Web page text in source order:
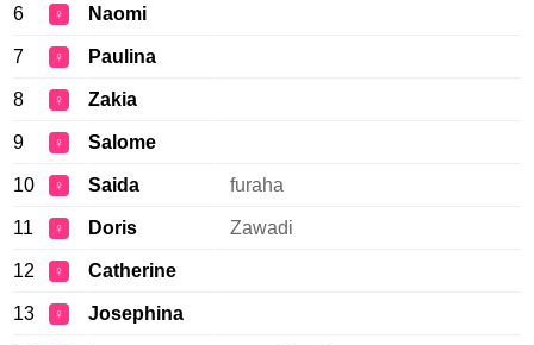
6 ♀ Naomi
7 ♀ Paulina
8 ♀ Zakia
9 ♀ Salome
10 ♀ Saida furaha
11 ♀ Doris Zawadi
12 ♀ Catherine
13 ♀ Josephina